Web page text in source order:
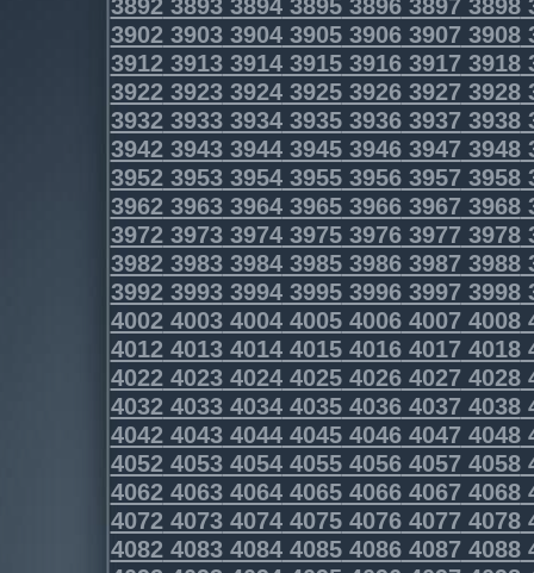
3902390339043905390639073908
3912391339143915391639173918
3922392339243925392639273928
3932393339343935393639373938
3942394339443945394639473948
3952395339543955395639573958
3962396339643965396639673968
3972397339743975397639773978
3982398339843985398639873988
3992399339943995399639973998
4002400340044005400640074008
4012401340144015401640174018
4022402340244025402640274028
4032403340344035403640374038
4042404340444045404640474048
4052405340544055405640574058
4062406340644065406640674068
4072407340744075407640774078
4082408340844085408640874088